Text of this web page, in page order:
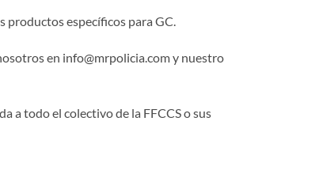
productos específicos para GC.
en info@mrpolicia.com y nuestro
a todo el colectivo de la FFCCS o sus